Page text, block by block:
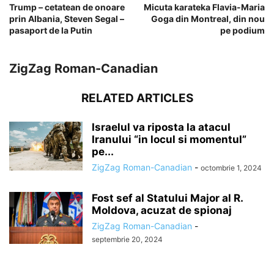
Trump – cetatean de onoare
prin Albania, Steven Segal –
pasaport de la Putin
Micuta karateka Flavia-Maria
Goga din Montreal, din nou
pe podium
ZigZag Roman-Canadian
RELATED ARTICLES
Israelul va riposta la atacul
Iranului “in locul si momentul”
pe...
ZigZag Roman-Canadian - octombrie 1, 2024
Fost sef al Statului Major al R.
Moldova, acuzat de spionaj
ZigZag Roman-Canadian -
septembrie 20, 2024